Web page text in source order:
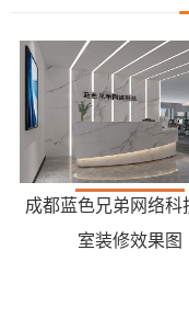
成都蓝色兄弟网络科
室装修效果图